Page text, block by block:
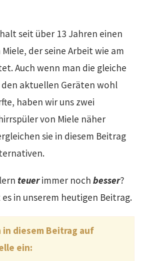
seit über 13 Jahren einen
der seine Arbeit wie am
Auch wenn man die gleiche
aktuellen Geräten wohl
haben wir uns zwei
von Miele näher
sie in diesem Beitrag
teuerimmer nochbesser?
in unserem heutigen Beitrag.
in diesem Beitrag auf
ein: